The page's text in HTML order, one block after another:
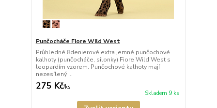
Punčocháče Fiore Wild West
Průhledné 8denierové extra jemné punčochové
kalhoty (punčocháče, silonky) Fiore Wild West s
leopardím vzorem. Punčochové kalhoty mají
nezesílený ...
275 Kč/ks
Skladem 9 ks